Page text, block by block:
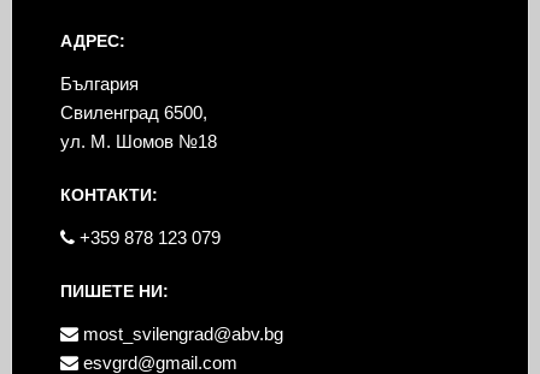
АДРЕС:
България
Свиленград 6500,
ул. М. Шомов №18
КОНТАКТИ:
+359 878 123 079
ПИШЕТЕ НИ:
most_svilengrad@abv.bg
esvgrd@gmail.com